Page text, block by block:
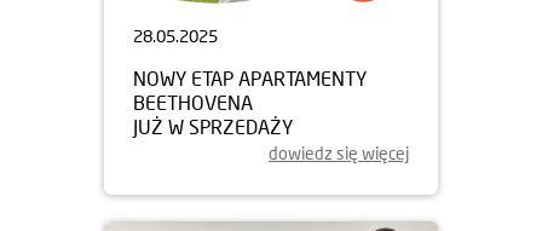
28.05.2025
NOWY ETAP APARTAMENTY
BEETHOVENA
JUŻ W SPRZEDAŻY
dowiedz się więcej